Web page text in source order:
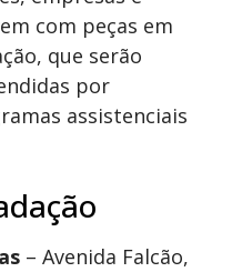
com peças em
que serão
por
assistenciais
– Avenida Falcão,